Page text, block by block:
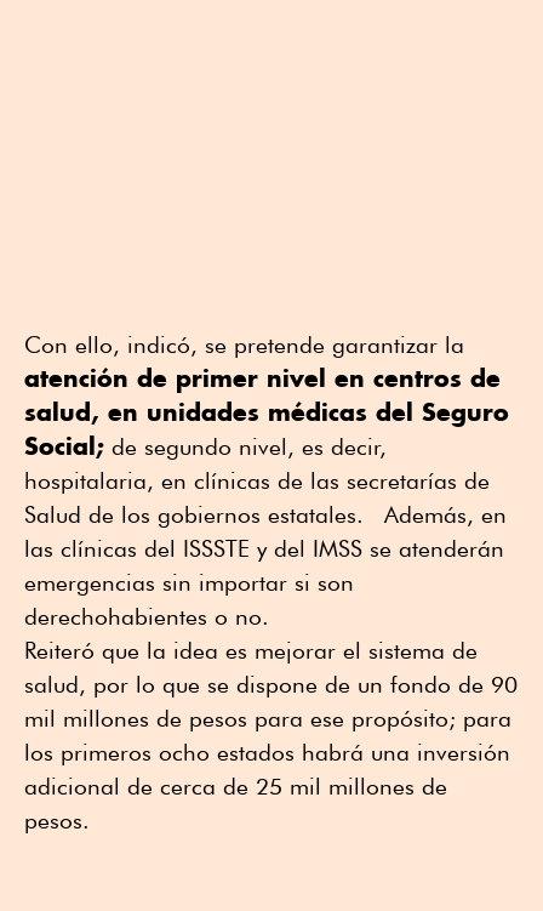
Con ello, indicó, se pretende garantizar la
atención de primer nivel en centros de
salud, en unidades médicas del Seguro
Social; de segundo nivel, es decir,
hospitalaria, en clínicas de las secretarías de
Salud de los gobiernos estatales. Además, en
las clínicas del ISSSTE y del IMSS se atenderán
emergencias sin importar si son
derechohabientes o no.
Reiteró que la idea es mejorar el sistema de
salud, por lo que se dispone de un fondo de 90
mil millones de pesos para ese propósito; para
los primeros ocho estados habrá una inversión
adicional de cerca de 25 mil millones de
pesos.